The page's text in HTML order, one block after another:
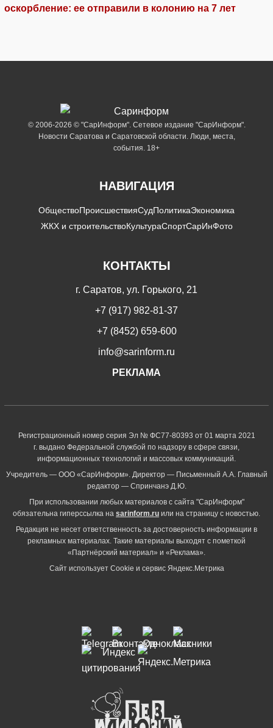
оскорбление: ее отправили в колонию на 7 лет
© 2006-2026 © "СарИнформ". Сетевое издание "СарИнформ".
Новости Саратова и Саратовской области. Люди, места,
события. 18+
НАВИГАЦИЯ
ОбществоПроисшествияСудПолитикаЭкономика
ЖКХ и строительствоКультураСпортСарИнФото
КОНТАКТЫ
г. Саратов, ул. Горького, 21
+7 (917) 982-81-37
+7 (8452) 659-600
info@sarinform.ru
РЕКЛАМА
Регистрационный номер серия Эл № ФС77-80393 от 01 марта 2021
г. выдано Федеральной службой по надзору в сфере связи,
информационных технологий и массовых коммуникаций.
Учредитель — ООО «СарИнформ». Директор — Письменный А.А. Главный
редактор — Спринчанэ Д.Ю.
При использовании любых материалов с сайта "СарИнформ"
обязательна гиперссылка на sarinform.ru или на страницу с новостью.
Редакция не несет ответственность за достоверность информации в
рекламных материалах. Такие материалы выходят с пометкой
«Партнёрский материал» и «Реклама».
Сайт использует Cookie и сервиc Яндекс.Метрика